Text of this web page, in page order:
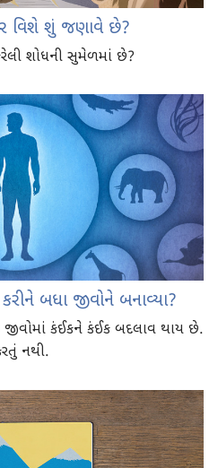
વિશે શું જણાવે છે?
શોધની સુમેળમાં છે?
બધા જીવોને બનાવ્યા?
જીવોમાં કંઈકને કંઈક બદલાવ થાય છે.
નથી.